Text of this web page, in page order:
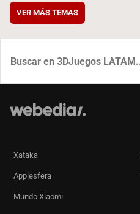
VER MÁS TEMAS
Xataka
Applesfera
Mundo Xiaomi